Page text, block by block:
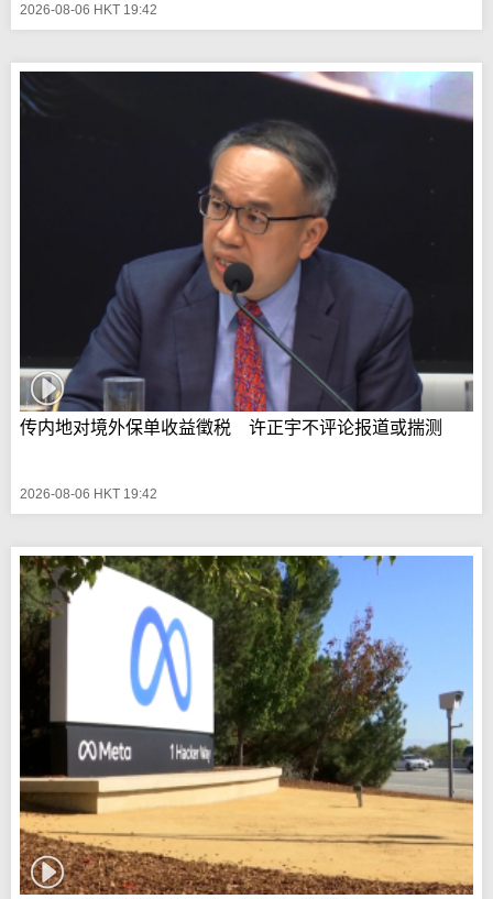
2026-08-06 HKT 19:42
传内地对境外保单收益徵税 许正宇不评论报道或揣测
2026-08-06 HKT 19:42